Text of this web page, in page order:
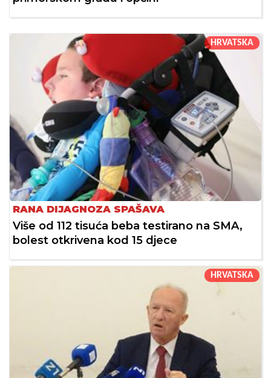
HRVATSKA
RANA DIJAGNOZA SPAŠAVA
Više od 112 tisuća beba testirano na SMA,
bolest otkrivena kod 15 djece
HRVATSKA